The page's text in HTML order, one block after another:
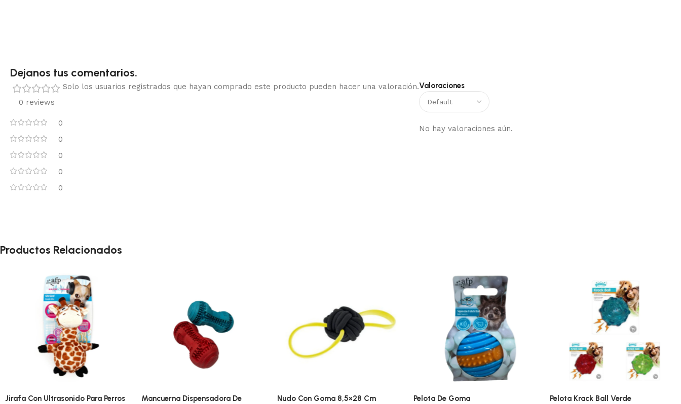
Dejanos tus comentarios.
0 reviews
0
0
0
0
0
Valoraciones
No hay valoraciones aún.
Solo los usuarios registrados que hayan comprado este producto pueden hacer una valoración.
Productos Relacionados
Pelota De Pinchos Grandes Azul Jirafa Con Ultrasonido Para Perros
Mancuerna Dispensadora De
Nudo Con Goma 8,5×28 Cm Pelota De Goma